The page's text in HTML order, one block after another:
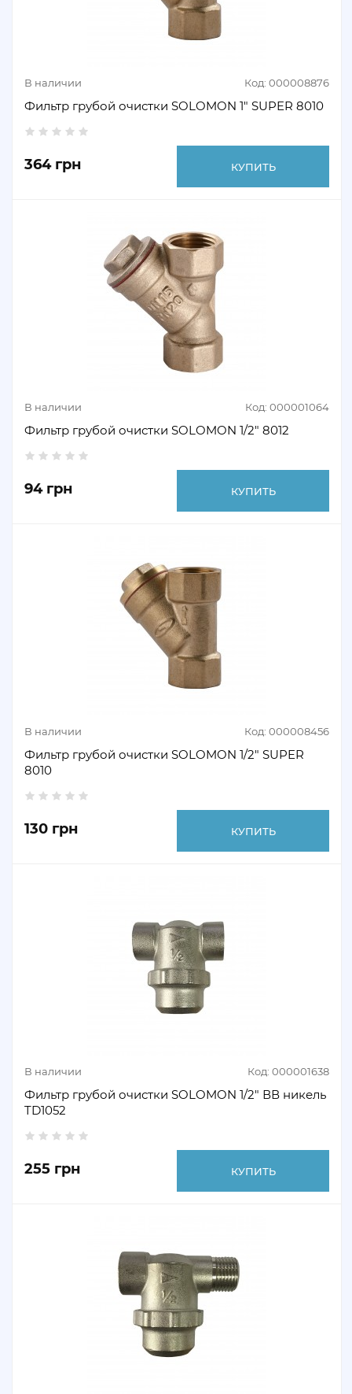
В наличии Код: 000008876
Фильтр грубой очистки SOLOMON 1" SUPER 8010
364 грн КУПИТЬ
В наличии Код: 000001064
Фильтр грубой очистки SOLOMON 1/2" 8012
94 грн КУПИТЬ
В наличии Код: 000008456
Фильтр грубой очистки SOLOMON 1/2" SUPER
8010
130 грн КУПИТЬ
В наличии Код: 000001638
Фильтр грубой очистки SOLOMON 1/2" ВВ никель
TD1052
255 грн КУПИТЬ